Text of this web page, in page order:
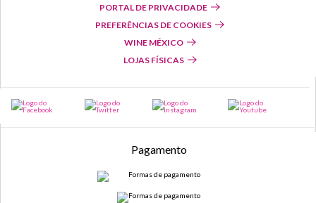
PORTAL DE PRIVACIDADE
PREFERÊNCIAS DE COOKIES
WINE MÉXICO
LOJAS FÍSICAS
Pagamento